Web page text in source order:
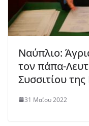
Ναύπλιο:
τον πάπα-
Συσσιτίου
31 Μαΐου 2022